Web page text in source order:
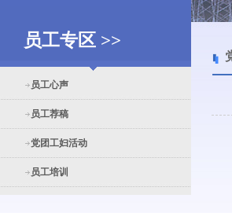
员工专区 >>
员工心声
员工荐稿
党团工妇活动
员工培训